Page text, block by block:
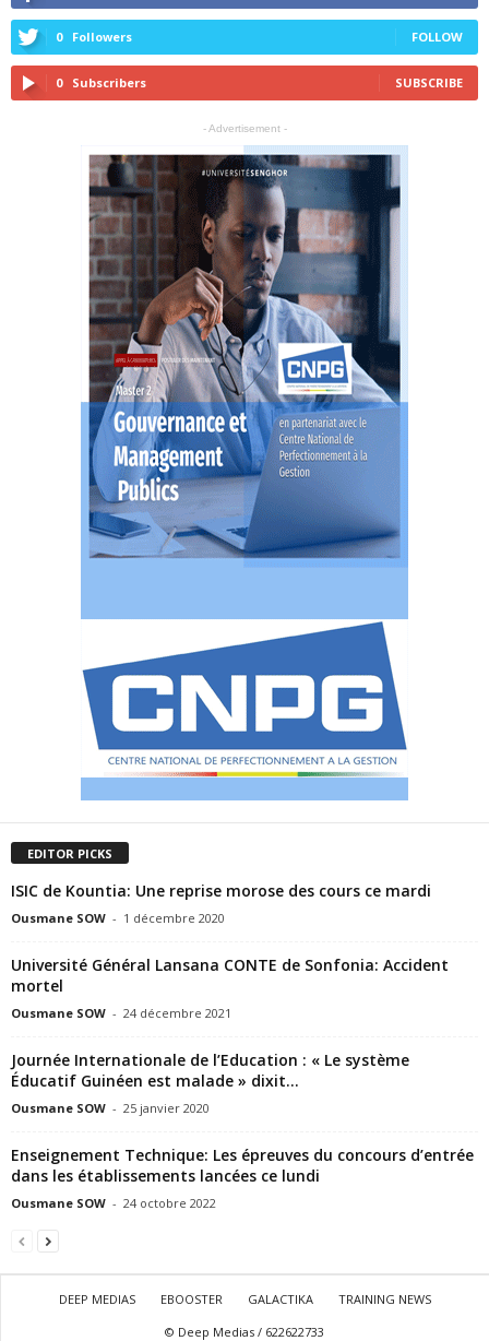
0 Followers FOLLOW
0 Subscribers SUBSCRIBE
- Advertisement -
EDITOR PICKS
ISIC de Kountia: Une reprise morose des cours ce mardi
Ousmane SOW - 1 décembre 2020
Université Général Lansana CONTE de Sonfonia: Accident
mortel
Ousmane SOW - 24 décembre 2021
Journée Internationale de l’Education : « Le système
Éducatif Guinéen est malade » dixit...
Ousmane SOW - 25 janvier 2020
Enseignement Technique: Les épreuves du concours d’entrée
dans les établissements lancées ce lundi
Ousmane SOW - 24 octobre 2022
DEEP MEDIAS EBOOSTER GALACTIKA
TRAINING NEWS
© Deep Medias / 622622733